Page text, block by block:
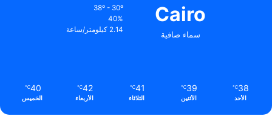
Cairo
سماء صافية
40%
2.14 كيلومتر/ساعة
38
℃
الأحد
39
℃
الأثنين
41
℃
الثلاثاء
42
℃
الأربعاء
40
℃
الخميس